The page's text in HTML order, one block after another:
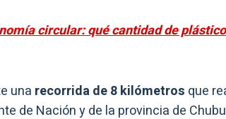
circular: qué cantidad de
una recorrida de 8 kilómetros que
de Nación y de la provincia de